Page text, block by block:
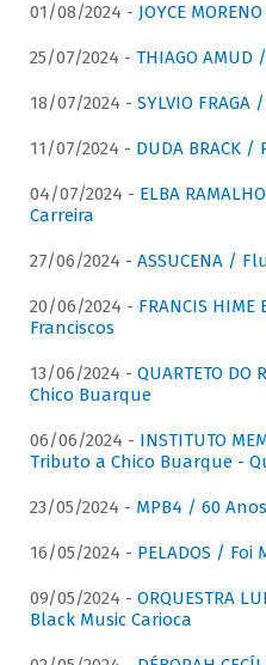
01/08/2024 - JOYCE
25/07/2024 - THIAGO AMUD
18/07/2024 - SYLVIO
11/07/2024 - DUDA BRACK
04/07/2024 - ELBA
Carreira
27/06/2024 - ASSUCENA /
20/06/2024 - FRANCIS HIME
Franciscos
13/06/2024 - QUARTETO
Chico Buarque
06/06/2024 - INSTITUTO
Tributo a Chico Buarque -
23/05/2024 - MPB4 / 60
16/05/2024 - PELADOS / Foi
09/05/2024 - ORQUESTRA
Black Music Carioca